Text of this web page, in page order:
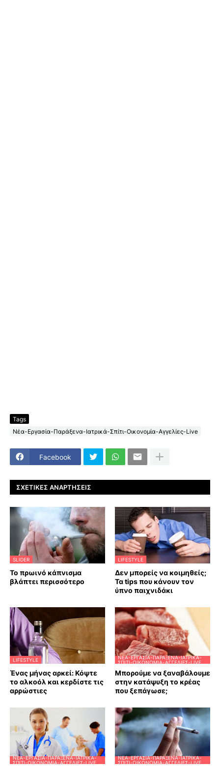
Tags
Νέα-Εργασία-Παράξενα-Ιατρικά-Σπίτι-Οικονομία-Αγγελίες-Live
Facebook
ΣΧΕΤΙΚΈΣ ΑΝΑΡΤΉΣΕΙΣ
SLIDER
Το πρωινό κάπνισμα
βλάπτει περισσότερο
LIFESTYLE
Δεν μπορείς να κοιμηθείς;
Τα tips που κάνουν τον
ύπνο παιχνιδάκι
LIFESTYLE
Ένας μήνας αρκεί: Κόψτε
το αλκοόλ και κερδίστε τις
αρρώστιες
ΝΈΑ-ΕΡΓΑΣΊΑ-ΠΑΡΆΞΕΝΑ-ΙΑΤΡΙΚΆ-
ΣΠΊΤΙ-ΟΙΚΟΝΟΜΊΑ-ΑΓΓΕΛΊΕΣ-LIVE
Μπορούμε να ξαναβάλουμε
στην κατάψυξη το κρέας
που ξεπάγωσε;
ΝΈΑ-ΕΡΓΑΣΊΑ-ΠΑΡΆΞΕΝΑ-ΙΑΤΡΙΚΆ-
ΣΠΊΤΙ-ΟΙΚΟΝΟΜΊΑ-ΑΓΓΕΛΊΕΣ-LIVE
ΝΈΑ-ΕΡΓΑΣΊΑ-ΠΑΡΆΞΕΝΑ-ΙΑΤΡΙΚΆ-
ΣΠΊΤΙ-ΟΙΚΟΝΟΜΊΑ-ΑΓΓΕΛΊΕΣ-LIVE